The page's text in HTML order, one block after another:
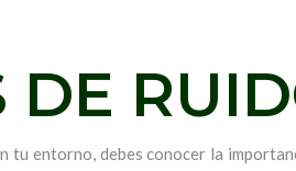
DE
tu entorno, debes conocer la